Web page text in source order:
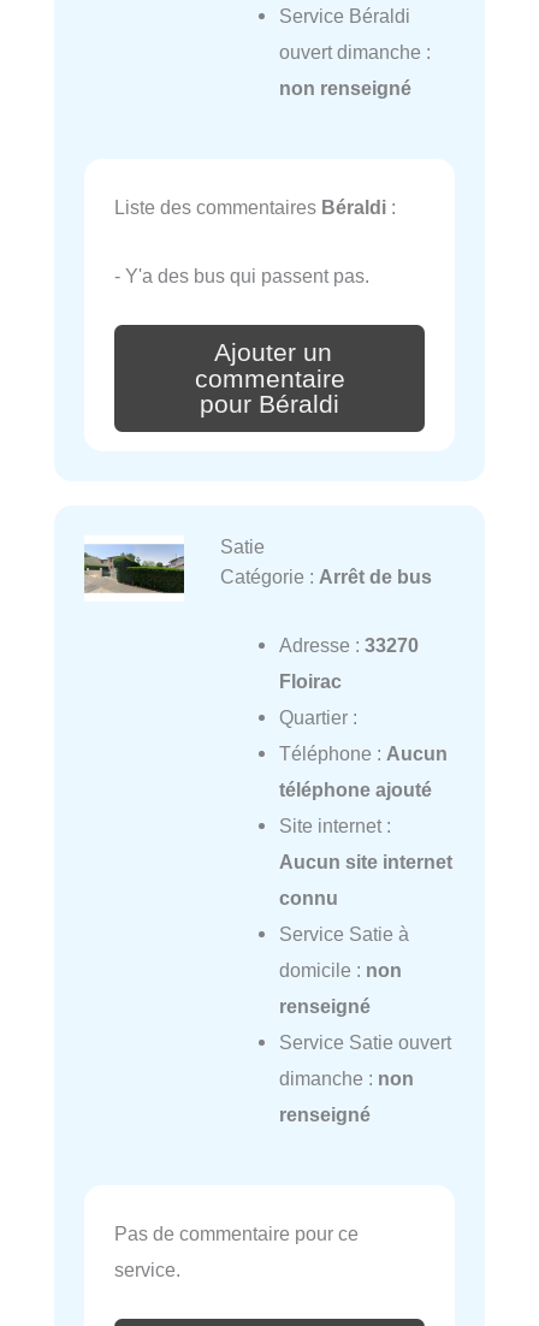
Service Béraldi
ouvert dimanche :
non renseigné
Liste des commentaires Béraldi :
- Y'a des bus qui passent pas.
Ajouter un
commentaire
pour Béraldi
Satie
Catégorie : Arrêt de bus
Adresse : 33270
Floirac
Quartier :
Téléphone : Aucun
téléphone ajouté
Site internet :
Aucun site internet
connu
Service Satie à
domicile : non
renseigné
Service Satie ouvert
dimanche : non
renseigné
Pas de commentaire pour ce
service.